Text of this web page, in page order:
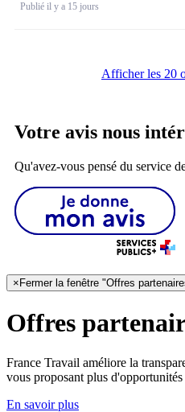
Publié il y a 15 jours
Afficher les 20
Votre avis nous
Qu'avez-vous pensé du service
× Fermer la fenêtre "Offres
Offres
France Travail améliore la
vous proposant plus
En savoir plus